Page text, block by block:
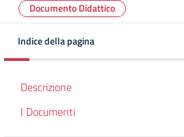
Documento Didattico
Indice della pagina
Descrizione
I Documenti